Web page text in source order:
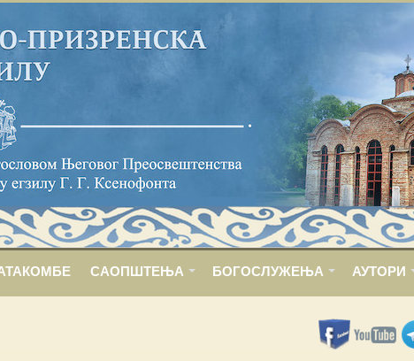
САОПШТЕЊА БОГОСЛУЖЕЊА АУТОРИ